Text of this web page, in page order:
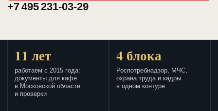
+7 495 231-03-29
11 лет
работаем с 2015 года:
документы для кафе
в Московской области
и проверки
4 блока
Роспотребнадзор, МЧС,
охрана труда и кадры
в одном контуре